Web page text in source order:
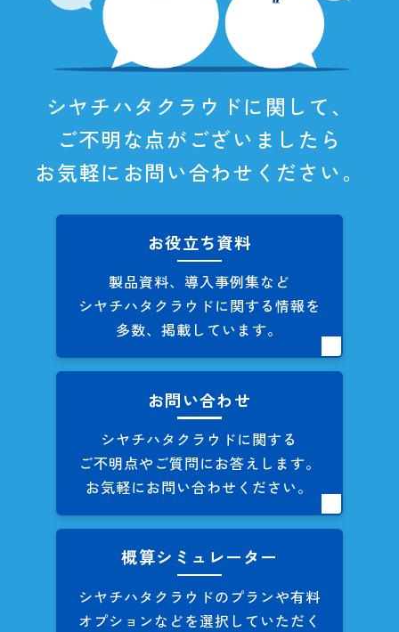
シヤチハタクラウドに関して、
ご不明な点がございましたら
お気軽にお問い合わせください。
お役立ち資料
製品資料、導入事例集など
シヤチハタクラウドに関する情報を
多数、掲載しています。
お問い合わせ
シヤチハタクラウドに関する
ご不明点やご質問にお答えします。
お気軽にお問い合わせください。
概算シミュレーター
シヤチハタクラウドのプランや有料
オプションなどを選択していただく